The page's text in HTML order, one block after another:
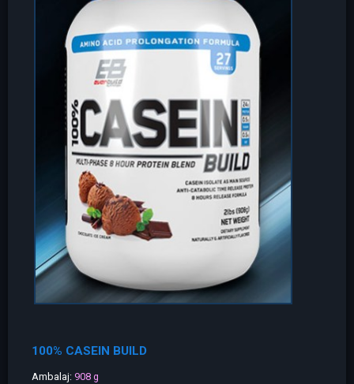
100% CASEIN BUILD
Ambalaj: 908 g